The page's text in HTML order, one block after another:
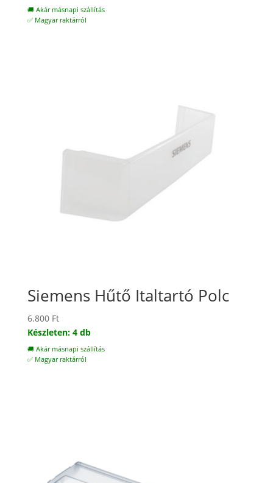
was:
5.000 Ft.
is:
🚚 Akár másnapi szállítás
✅ Magyar raktárról
Siemens Hűtő Italtartó Polc
6.800 Ft
Készleten: 4 db
🚚 Akár másnapi szállítás
✅ Magyar raktárról